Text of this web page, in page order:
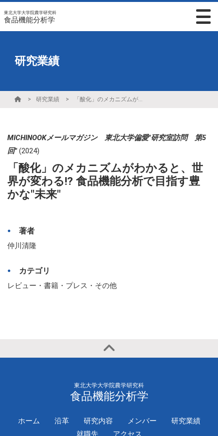
東北大学大学院農学研究科
食品機能分析学
研究業績
研究業績 「酸化」のメカニズムがわかると、世界が変わる!? 食品機能分析で目指す豊かな"未来"
MICHINOOKメールマガジン 東北大学偏愛"研究室訪問 第5
回" (2024)
「酸化」のメカニズムがわかると、世
界が変わる!? 食品機能分析で目指す豊
かな"未来"
著者
仲川清隆
カテゴリ
レビュー・書籍・プレス・その他
東北大学大学院農学研究科
食品機能分析学
ホーム 沿革 研究内容 メンバー
研究業績
就職先
アクセス